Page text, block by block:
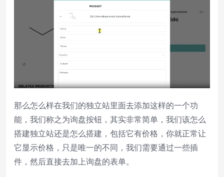
Font Size
Text Edge Style
Font Family
Resetrestore all settings to the default
values
Done
Close Modal Dialog
End of dialog window.
那么怎么样在我们的独立站里面去添加这样的一个功
能，我们称之为询盘按钮，其实非常简单，我们该怎么
搭建独立站还是怎么搭建，包括它有价格，你就正常让
它显示价格，只是唯一的不同，我们需要通过一些插
件，然后直接去加上询盘的表单。